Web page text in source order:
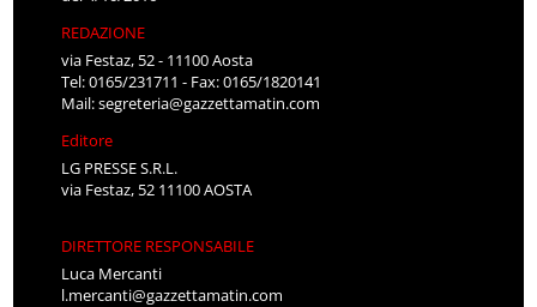
REDAZIONE
via Festaz, 52 - 11100 Aosta
Tel: 0165/231711 - Fax: 0165/1820141
Mail:segreteria@gazzettamatin.com
Editore
LG PRESSE S.R.L.
via Festaz, 52 11100 AOSTA
DIRETTORE RESPONSABILE
Luca Mercanti
l.mercanti@gazzettamatin.com